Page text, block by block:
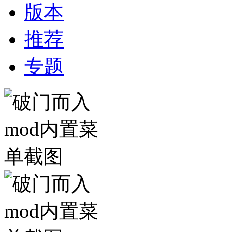
版本
推荐
专题